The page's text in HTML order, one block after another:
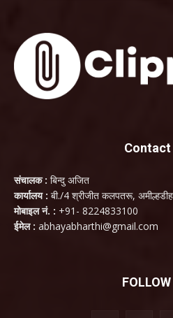
Contact
संचालक : बिन्दु अजित
कार्यालय : बी./4 श्रीजीत कलपतरू,
मोबाइल नं. : +91- 8224833100
ईमेल : abhayabharthi@gmail.com